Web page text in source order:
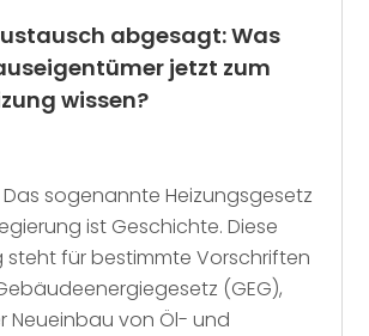
abgesagt: Was
jetzt zum
wissen?
Das sogenannte Heizungsgesetz
ist Geschichte. Diese
steht für bestimmte Vorschriften
(GEG),
Neueinbau von Öl- und